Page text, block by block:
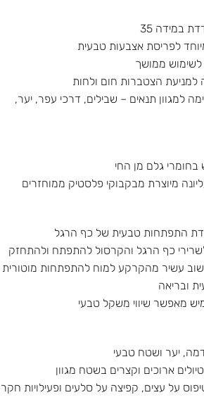
לפריסת אצבעות טבעית
לשימוש ממושך
למניעת הצטברות חום ולחות
למגוון תנאים – שבילים, דרכי עפר, יער,
בחומרי גלם מן החי
מיוצרת מבקבוקי פלסטיק ממוחזרים
התפתחות טבעית של כף הרגל
כף הרגל והקרסול להתפתח ולהתחזק
עשיר מהקרקע למוח להתפתחות מוטורית
ובריאה
מאפשר שיווי משקל טבעי
יער ושטח טבעי
ארוכים וקצרים בשטח מגוון
על עצים, קפיצה על סלעים ופעילויות חקר